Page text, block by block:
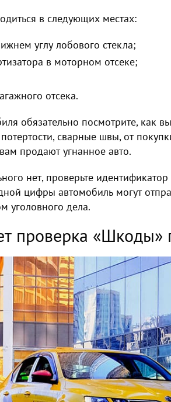
в следующих местах:
углу лобового стекла;
в моторном отсеке;
отсека.
обязательно посмотрите, как
сварные швы, от
продают угнанное авто.
нет, проверьте
цифры автомобиль могут
уголовного дела.
проверка «Шкоды»